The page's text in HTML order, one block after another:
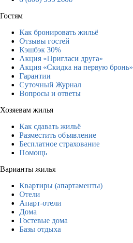
Гостям
Как бронировать жильё
Отзывы гостей
Кэшбэк 30%
Акция «Пригласи друга»
Акция «Скидка на первую бронь»
Гарантии
Суточный Журнал
Вопросы и ответы
Хозяевам жилья
Как сдавать жильё
Разместить объявление
Бесплатное страхование
Помощь
Варианты жилья
Квартиры (апартаменты)
Отели
Апарт-отели
Дома
Гостевые дома
Базы отдыха